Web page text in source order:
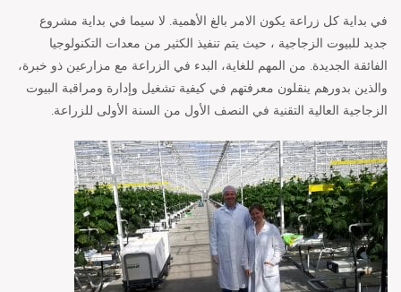
في بداية كل زراعة يكون الامر بالغ الأهمية. لا سيما في بداية مشروع
جديد للبيوت الزجاجية ، حيث يتم تنفيذ الكثير من معدات التكنولوجيا
الفائقة الجديدة. من المهم للغاية، البدء في الزراعة مع مزارعين ذو خبرة،
والذين بدورهم ينقلون معرفتهم في كيفية تشغيل وإدارة ومراقبة البيوت
الزجاجية العالية التقنية في النصف الأول من السنة الأولى للزراعة.